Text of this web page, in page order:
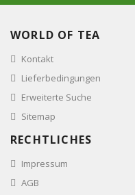
WORLD OF TEA
Kontakt
Lieferbedingungen
Erweiterte Suche
Sitemap
RECHTLICHES
Impressum
AGB